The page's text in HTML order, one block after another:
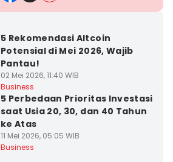
5 Rekomendasi Altcoin
Potensial di Mei 2026, Wajib
Pantau!
02 Mei 2026, 11:40 WIB
Business
5 Perbedaan Prioritas Investasi
saat Usia 20, 30, dan 40 Tahun
ke Atas
11 Mei 2026, 05:05 WIB
Business